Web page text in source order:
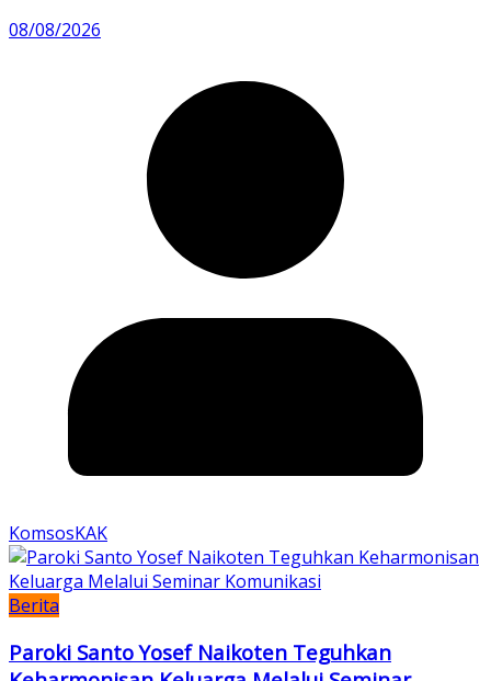
08/08/2026
KomsosKAK
Berita
Paroki Santo Yosef Naikoten Teguhkan